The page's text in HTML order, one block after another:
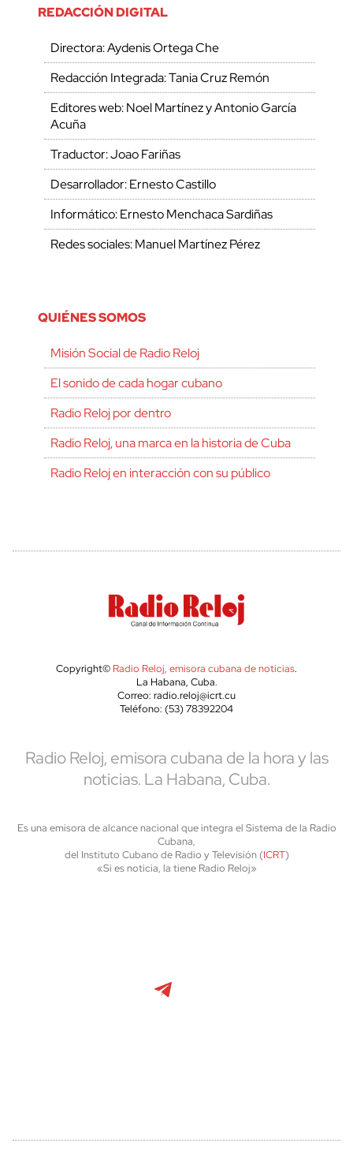
REDACCIÓN DIGITAL
Directora: Aydenis Ortega Che
Redacción Integrada: Tania Cruz Remón
Editores web: Noel Martínez y Antonio García
Acuña
Traductor: Joao Fariñas
Desarrollador: Ernesto Castillo
Informático: Ernesto Menchaca Sardiñas
Redes sociales: Manuel Martínez Pérez
QUIÉNES SOMOS
Misión Social de Radio Reloj
El sonido de cada hogar cubano
Radio Reloj por dentro
Radio Reloj, una marca en la historia de Cuba
Radio Reloj en interacción con su público
Copyright© Radio Reloj, emisora cubana de noticias.
La Habana, Cuba.
Correo: radio.reloj@icrt.cu
Teléfono: (53) 78392204
Radio Reloj, emisora cubana de la hora y las
noticias. La Habana, Cuba.
Es una emisora de alcance nacional que integra el Sistema de la Radio
Cubana,
del Instituto Cubano de Radio y Televisión (ICRT)
«Si es noticia, la tiene Radio Reloj»